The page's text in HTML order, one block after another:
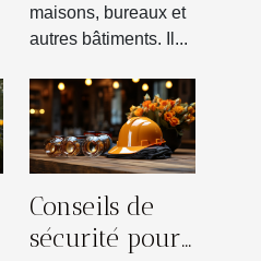
maisons, bureaux et
autres bâtiments. Il...
Conseils de
sécurité pour